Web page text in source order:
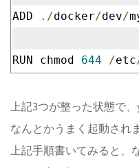
ADD ./docker/dev/
RUN chmod 644 /etc
上記3つが整った状態で、
なんとかうまく起動され
上記手順書いてみると、